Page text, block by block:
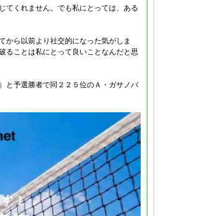
てくれません。でも私にとっては、ある
から以前より社交的になった気がしま
ることは私にとって良いことなんだと思
と予選勝者で同２２５位のＡ・ガサノバ